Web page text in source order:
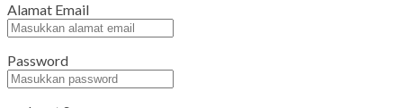
Alamat Email
Password